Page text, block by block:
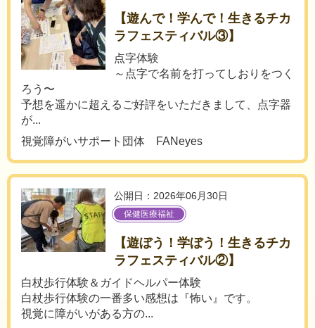
【遊んで！学んで！生きるチカ
ラフェスティバル③】
点字体験
～点字で名前を打ってしおりをつく
ろう〜
予想を遥かに超えるご好評をいただきまして、点字器
が...
視覚障がいサポート団体 FANeyes
公開日：2026年06月30日
保健医療福祉
【遊ぼう！学ぼう！生きるチカ
ラフェスティバル②】
白杖歩行体験＆ガイドヘルパー体験
白杖歩行体験の一番多い感想は『怖い』です。
視覚に障がいがある方の...